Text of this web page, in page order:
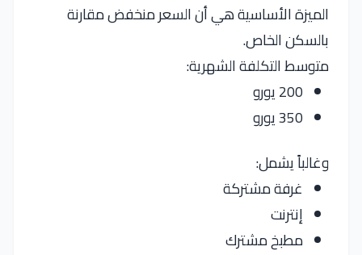
الميزة الأساسية هي أن السعر منخفض مقارنة
بالسكن الخاص.
متوسط التكلفة الشهرية:
200 يورو
350 يورو
وغالباً يشمل:
غرفة مشتركة
إنترنت
مطبخ مشترك